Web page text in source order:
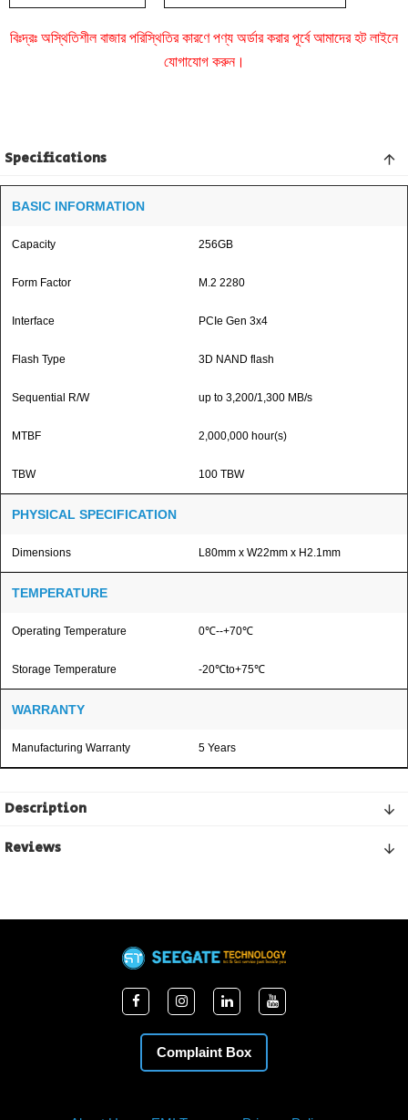
বিঃদ্রঃ অস্থিতিশীল বাজার পরিস্থিতির কারণে পণ্য অর্ডার করার পূর্বে আমাদের হট লাইনে
যোগাযোগ করুন।
Specifications
BASIC INFORMATION
Capacity 256GB
Form Factor M.2 2280
Interface PCIe Gen 3x4
Flash Type 3D NAND flash
Sequential R/W up to 3,200/1,300 MB/s
MTBF 2,000,000 hour(s)
TBW 100 TBW
PHYSICAL SPECIFICATION
Dimensions L80mm x W22mm x H2.1mm
TEMPERATURE
Operating Temperature 0℃--+70℃
Storage Temperature -20℃to+75℃
WARRANTY
Manufacturing Warranty 5 Years
Description
Reviews
Complaint Box